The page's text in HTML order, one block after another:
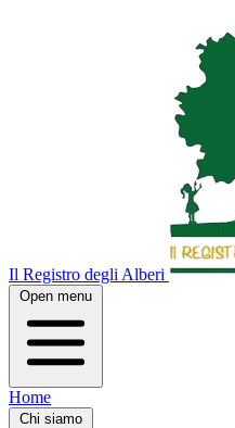
Il Registro degli Alberi
Open menu
Home
Chi siamo